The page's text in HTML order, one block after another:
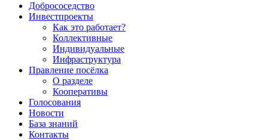
Добрососедство
Инвестпроекты
Как это работает?
Коллективные
Индивидуальные
Инфраструктура
Правление посёлка
О разделе
Кооперативы
Голосования
Новости
База знаний
Контакты